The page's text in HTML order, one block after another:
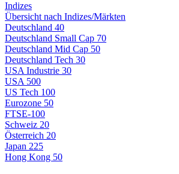
Indizes
Übersicht nach Indizes/Märkten
Deutschland 40
Deutschland Small Cap 70
Deutschland Mid Cap 50
Deutschland Tech 30
USA Industrie 30
USA 500
US Tech 100
Eurozone 50
FTSE-100
Schweiz 20
Österreich 20
Japan 225
Hong Kong 50